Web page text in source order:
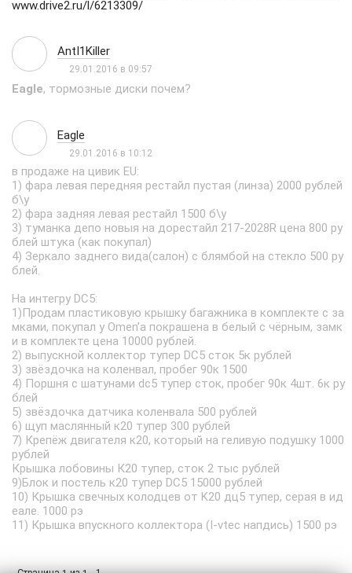
www.drive2.ru/l/6213309/
AntI1Killer
29.01.2016 в 09:57
Eagle, тормозные диски почем?
Eagle
29.01.2016 в 10:12
в продаже на цивик EU:
1) фара левая передняя рестайл пустая (линза) 2000 рублей
б\у
2) фара задняя левая рестайл 1500 б\у
3) туманка депо новыя на дорестайл 217-2028R цена 800 ру
блей штука (как покупал)
4) Зеркало заднего вида(салон) с блямбой на стекло 500 ру
блей.
На интегру DC5:
1)Продам пластиковую крышку багажника в комплекте с за
мками, покупал у Omen'a покрашена в белый с чёрным, замк
и в комплекте цена 10000 рублей.
2) выпускной коллектор тупер DC5 сток 5к рублей
3) звёздочка на коленвал, пробег 90к 1500
4) Поршня с шатунами dc5 тупер сток, пробег 90к 4шт. 6к ру
блей
5) звёздочка датчика коленвала 500 рублей
6) щуп маслянный к20 тупер 300 рублей
7) Крепёж двигателя к20, который на геливую подушку 1000
рублей
Крышка лобовины К20 тупер, сток 2 тыс рублей
9)Блок и постель к20 тупер DC5 15000 рублей
10) Крышка свечных колодцев от K20 дц5 тупер, серая в ид
еале. 1000 рэ
11) Крышка впускного коллектора (I-vtec напдись) 1500 рэ